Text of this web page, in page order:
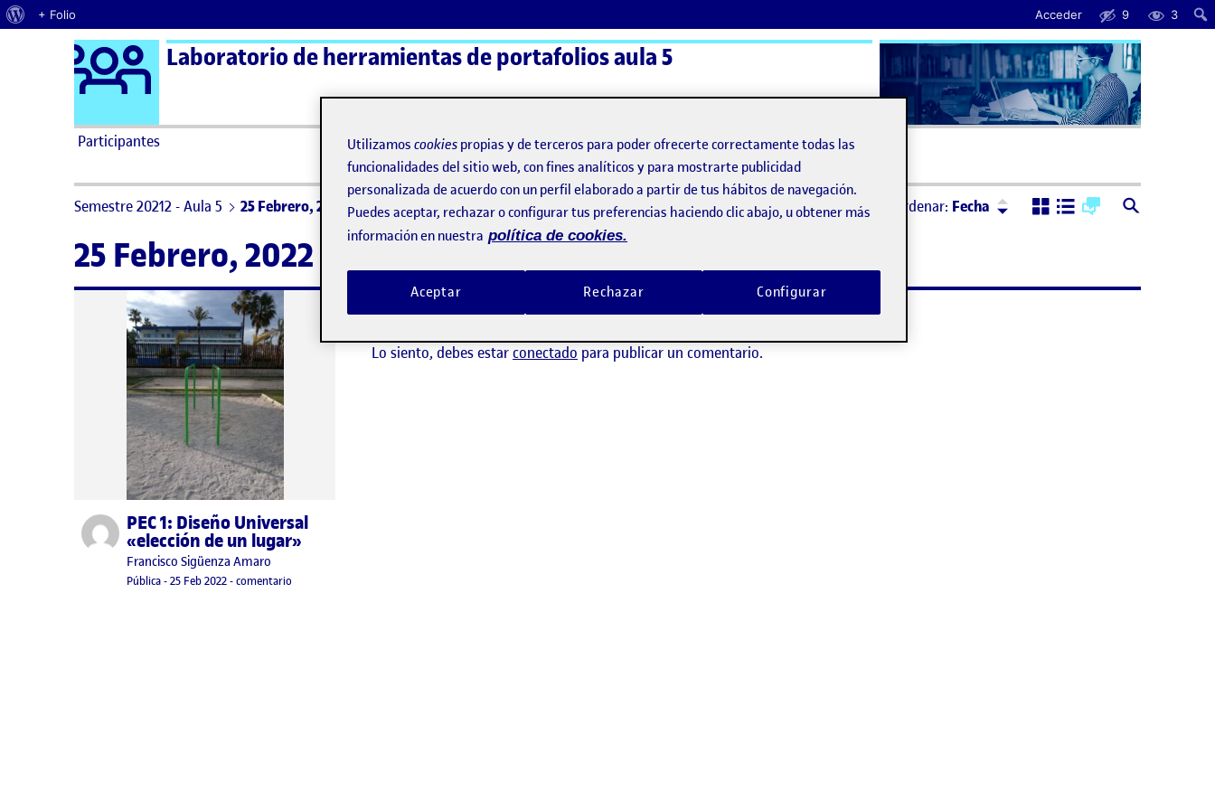
Acerca de WordPress
+ Folio Acceder 9 3
Saltar al contenido Logo Ágora
Laboratorio de herramientas de portafolios aula 5
Participantes ActiFolios Ayuda
Semestre 20212 - Aula 5 25 Febrero, 2022 Ordenar: Fecha Ordenar:Descendente
25 Febrero, 2022
Publicado porPEC 1: Diseño Universal
«elección de un lugar»
Publicado por
Francisco Sigüenza Amaro
Visibilidad:
Pública-Fecha de publicación
25 Feb 202225 febrero, 2022 6:05 pm
-comentario
No hay comentarios.
Lo siento, debes estarconectado para publicar un comentario.
Utilizamos cookies propias y de terceros para poder ofrecerte correctamente todas las
funcionalidades del sitio web, con fines analíticos y para mostrarte publicidad
personalizada de acuerdo con un perfil elaborado a partir de tus hábitos de navegación.
Puedes aceptar, rechazar o configurar tus preferencias haciendo clic abajo, u obtener más
información en nuestra política de cookies.
Rechazar
Aceptar Configurar